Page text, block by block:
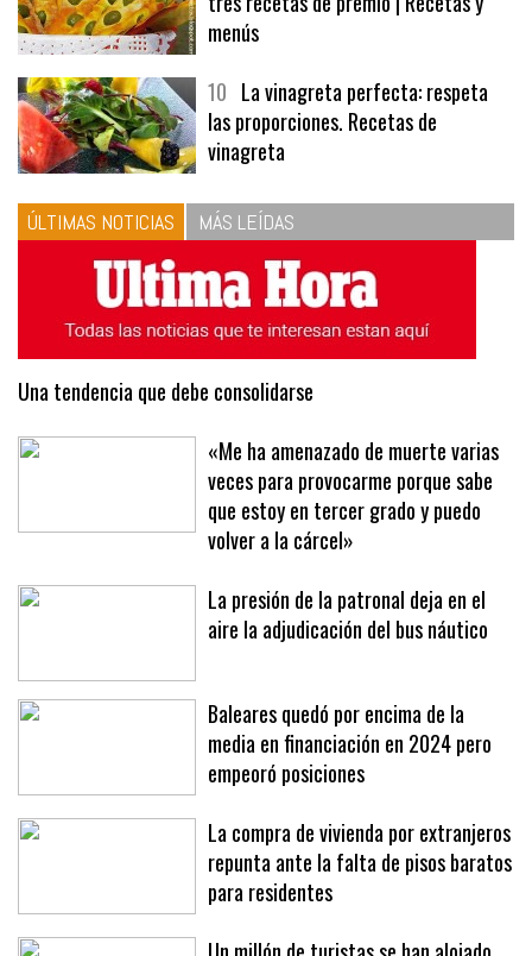
9Panecillos, gazpacho y bavarois,
tres recetas de premio | Recetas y
menús
10La vinagreta perfecta: respeta
las proporciones. Recetas de
vinagreta
ÚLTIMAS NOTICIAS MÁS LEÍDAS
Una tendencia que debe consolidarse
«Me ha amenazado de muerte varias
veces para provocarme porque sabe
que estoy en tercer grado y puedo
volver a la cárcel»
La presión de la patronal deja en el
Baleares quedó por encima de la
media en financiación en 2024 pero
empeoró posiciones
La compra de vivienda por extranjeros
repunta ante la falta de pisos baratos
para residentes